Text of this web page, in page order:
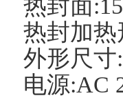
热封面
热封加
外形尺寸
电源:AC